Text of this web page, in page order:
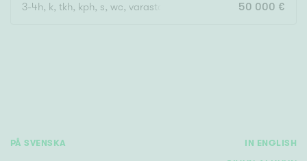
3-4h, k, tkh, kph, s, wc, varastotilat, talousrakennus50 000 €
PÅ SVENSKA IN ENGLISH